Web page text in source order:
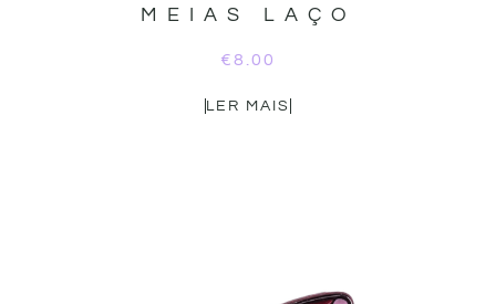
MEIAS LAÇO
€8.00
LER MAIS